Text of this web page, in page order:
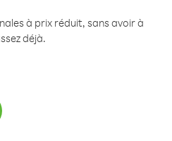
à prix réduit, sans avoir à
déjà.